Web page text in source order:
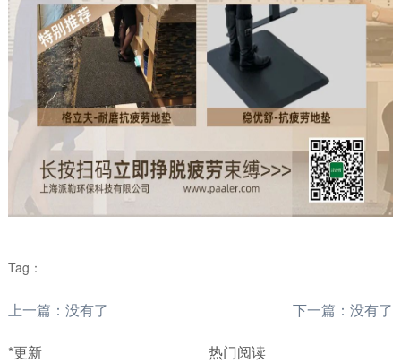
Tag：
上一篇：没有了 下一篇：没有了
*更新 热门阅读